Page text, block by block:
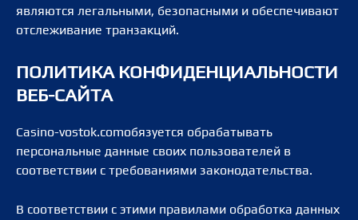
являются легальными, безопасными и обеспечивают
отслеживание транзакций.
ПОЛИТИКА КОНФИДЕНЦИАЛЬНОСТИ
ВЕБ-САЙТА
Casino-vostok.comобязуется обрабатывать
персональные данные своих пользователей в
соответствии с требованиями законодательства.
В соответствии с этими правилами обработка данных